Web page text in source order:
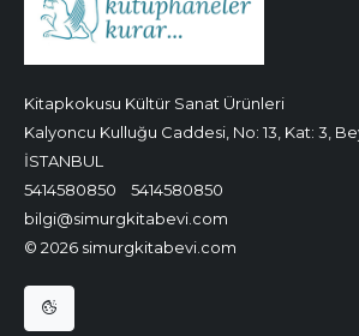
Kitapkokusu Kültür Sanat Ürünleri
Kalyoncu Kulluğu Caddesi, No: 13, Kat: 3,
İSTANBUL
5414580850
5414580850
bilgi@simurgkitabevi.com
© 2026 simurgkitabevi.com